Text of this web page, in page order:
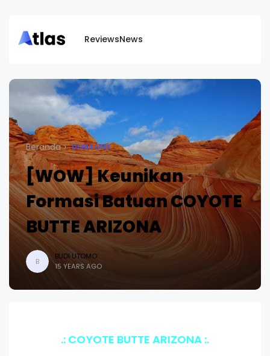
ReviewsNews
Beranda DUNIA UNIK
[WOW] Keunikan
Formasi Batuan COYOTE
BUTTE ARIZONA
B
BUDI UTOMO
15 YEARS AGO
.: COYOTE BUTTE ARIZONA :.